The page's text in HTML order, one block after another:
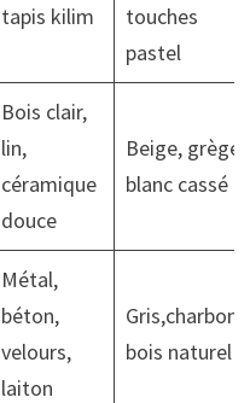
tapis kilim
touches
pastel
Bois clair,
lin,
céramique
douce
Beige, grège,
blanc cassé
Métal,
béton,
velours,
laiton
bois naturel